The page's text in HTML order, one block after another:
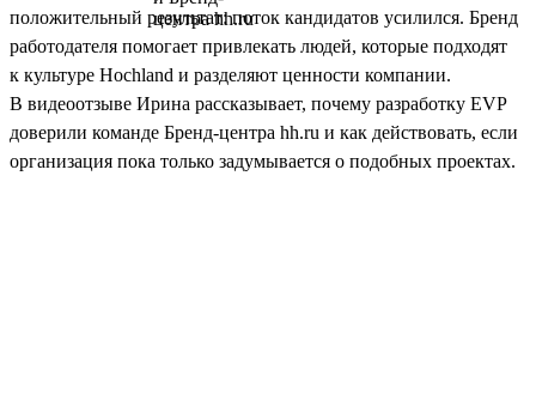
положительный результат: поток кандидатов усилился. Бренд
работодателя помогает привлекать людей, которые подходят
к культуре Hochland и разделяют ценности компании.
В видеоотзыве Ирина рассказывает, почему разработку EVP
доверили команде Бренд-центра hh.ru и как действовать, если
организация пока только задумывается о подобных проектах.